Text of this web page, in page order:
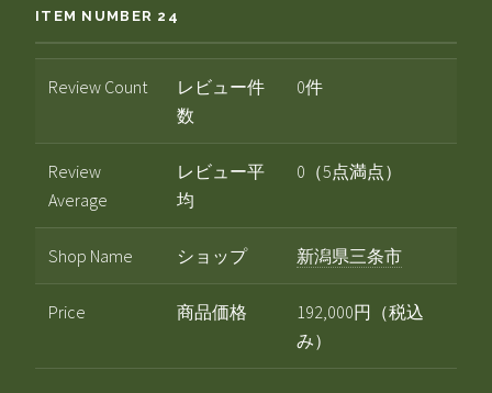
ITEM NUMBER 24
Review Count
レビュー件
数
0件
Review
Average
レビュー平
均
0（5点満点）
Shop Name ショップ 新潟県三条市
Price 商品価格
192,000円（税込
み）